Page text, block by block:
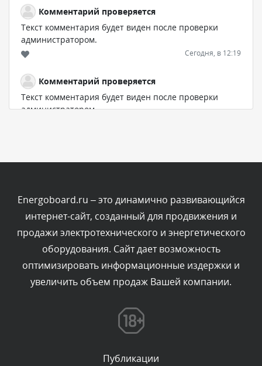
Комментарий проверяется
Текст комментария будет виден после проверки
администратором.
Сегодня, в 12:19
Комментарий проверяется
Текст комментария будет виден после проверки
администратором.
Комментарий проверяется
Текст комментария будет виден после проверки
администратором.
Сегодня, в 07:26
Комментарий проверяется
Текст комментария будет виден после проверки
Комментарий проверяется
Energoboard.ru – это динамично развивающийся
интернет-сайт, созданный для продвижения и
продажи электротехнического и энергетического
оборудования. Сайт дает возможность
оптимизировать информационные издержки и
увеличить объем продаж Вашей компании.
Публикации